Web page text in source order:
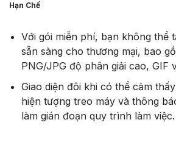
Hạn Chế
Với gói miễn phí, bạn không thể
sẵn sàng cho thương mại, bao
PNG/JPG độ phân giải cao, GIF
Giao diện đôi khi có thể cảm
hiện tượng treo máy và thông
làm gián đoạn quy trình làm việc.